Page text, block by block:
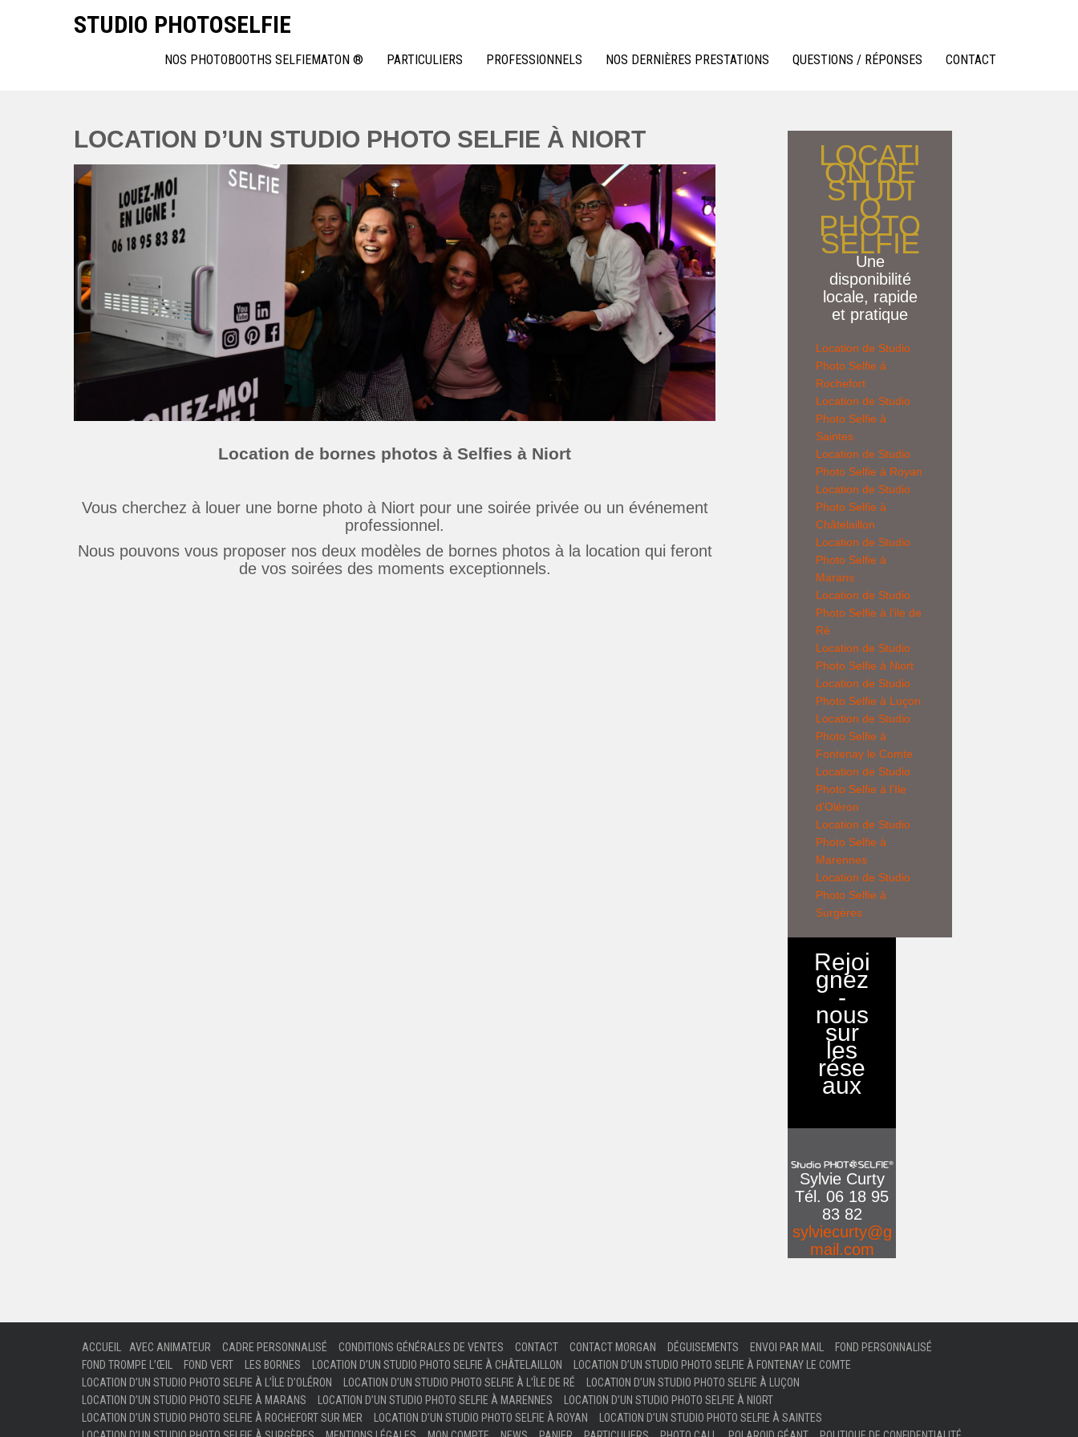
STUDIO PHOTOSELFIE
NOS PHOTOBOOTHS SELFIEMATON ® PARTICULIERS PROFESSIONNELS NOS DERNIÈRES PRESTATIONS QUESTIONS / RÉPONSES CONTACT
LOCATION D’UN STUDIO PHOTO SELFIE À NIORT
Location de bornes photos à Selfies à Niort
Vous cherchez à louer une borne photo à Niort pour une soirée privée ou un événement
professionnel.
Nous pouvons vous proposer nos deux modèles de bornes photos à la location qui feront
de vos soirées des moments exceptionnels.
LOCATI
ON DE
STUDI
O
PHOTO
SELFIE
Une
disponibilité
locale, rapide
et pratique
Location de Studio
Photo Selfie à
Rochefort
Location de Studio
Photo Selfie à
Saintes
Location de Studio
Photo Selfie à Royan
Location de Studio
Photo Selfie à
Châtelaillon
Location de Studio
Photo Selfie à
Marans
Location de Studio
Photo Selfie à l’ile de
Ré
Location de Studio
Photo Selfie à Niort
Location de Studio
Photo Selfie à Luçon
Location de Studio
Photo Selfie à
Fontenay le Comte
Location de Studio
Photo Selfie à l’Ile
d’Oléron
Location de Studio
Photo Selfie à
Marennes
Location de Studio
Photo Selfie à
Surgères
Rejoi
gnez
-
nous
sur
les
rése
aux
Sylvie Curty
Tél. 06 18 95
83 82
sylviecurty@g
mail.com
ACCUEIL AVEC ANIMATEUR CADRE PERSONNALISÉ CONDITIONS GÉNÉRALES DE VENTES CONTACT CONTACT MORGAN DÉGUISEMENTS ENVOI PAR MAIL
FOND PERSONNALISÉ
FOND TROMPE L’ŒIL
FOND VERT LES BORNES LOCATION D’UN STUDIO PHOTO SELFIE À CHÂTELAILLON
LOCATION D’UN STUDIO PHOTO SELFIE À FONTENAY LE COMTE
LOCATION D’UN STUDIO PHOTO SELFIE À L’ÎLE D’OLÉRON
LOCATION D’UN STUDIO PHOTO SELFIE À L’ÎLE DE RÉ
LOCATION D’UN STUDIO PHOTO SELFIE À LUÇON
LOCATION D’UN STUDIO PHOTO SELFIE À MARANS
LOCATION D’UN STUDIO PHOTO SELFIE À MARENNES
LOCATION D’UN STUDIO PHOTO SELFIE À NIORT
LOCATION D’UN STUDIO PHOTO SELFIE À ROCHEFORT SUR MER
LOCATION D’UN STUDIO PHOTO SELFIE À ROYAN
LOCATION D’UN STUDIO PHOTO SELFIE À SAINTES